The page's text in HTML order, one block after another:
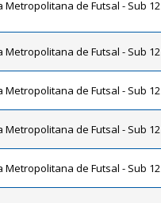
Metropolitana de Futsal - Sub 12
Metropolitana de Futsal - Sub 12
Metropolitana de Futsal - Sub 12
Metropolitana de Futsal - Sub 12
Metropolitana de Futsal - Sub 12